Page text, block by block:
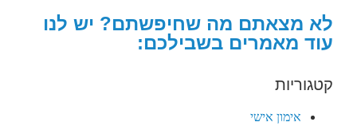
לא מצאתם מה שחיפשתם? יש לנו
עוד מאמרים בשבילכם:
קטגוריות
אימון אישי